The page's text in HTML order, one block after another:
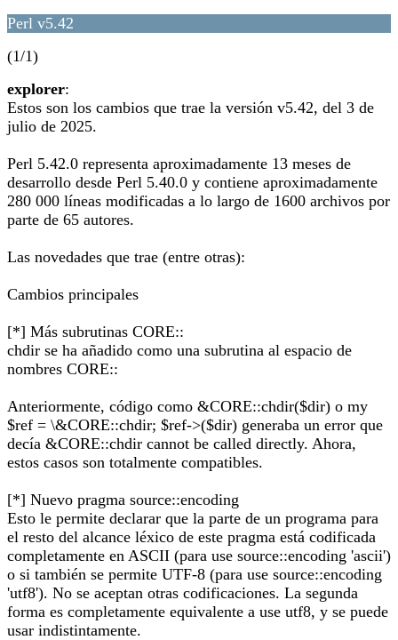
Perl v5.42
(1/1)
explorer:
Estos son los cambios que trae la versión v5.42, del 3 de
julio de 2025.
Perl 5.42.0 representa aproximadamente 13 meses de
desarrollo desde Perl 5.40.0 y contiene aproximadamente
280 000 líneas modificadas a lo largo de 1600 archivos por
parte de 65 autores.
Las novedades que trae (entre otras):
Cambios principales
[*] Más subrutinas CORE::
chdir se ha añadido como una subrutina al espacio de
nombres CORE::
Anteriormente, código como &CORE::chdir($dir) o my
$ref = \&CORE::chdir; $ref->($dir) generaba un error que
decía &CORE::chdir cannot be called directly. Ahora,
estos casos son totalmente compatibles.
[*] Nuevo pragma source::encoding
Esto le permite declarar que la parte de un programa para
el resto del alcance léxico de este pragma está codificada
completamente en ASCII (para use source::encoding 'ascii')
o si también se permite UTF-8 (para use source::encoding
'utf8'). No se aceptan otras codificaciones. La segunda
forma es completamente equivalente a use utf8, y se puede
usar indistintamente.